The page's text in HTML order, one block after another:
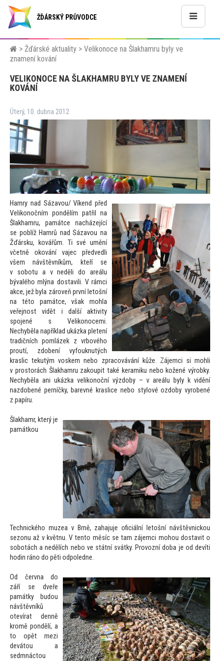
ŽĎÁRSKÝ PRŮVODCE
> Žďárské aktuality > Velikonoce na Šlakhamru byly ve
znamení kování
VELIKONOCE NA ŠLAKHAMRU BYLY VE ZNAMENÍ
KOVÁNÍ
Úterý, 10. dubna 2012
Hamry nad Sázavou/ Víkend před
Velikonočním pondělím patřil na
Šlakhamru, památce nacházející
se poblíž Hamrů nad Sázavou na
Žďársku, kovářům. Ti své umění
včetně okování vajec předvedli
všem návštěvníkům, kteří se
v sobotu a v neděli do areálu
bývalého mlýna dostavili. V rámci
akce, jež byla zároveň první letošní
na této památce, však mohla
veřejnost vidět i další aktivity
spojené s Velikonocemi.
Nechyběla například ukázka pletení
tradičních pomlázek z vrbového
proutí, zdobení vyfouknutých
kraslic tekutým voskem nebo zpracovávání kůže. Zájemci si mohli
v prostorách Šlakhamru zakoupit také keramiku nebo kožené výrobky.
Nechyběla ani ukázka velikonoční výzdoby – v areálu byly k vidění
nazdobené perníčky, barevné kraslice nebo stylové ozdoby vyrobené
z papíru.
Šlakhamr, který je
památkou
Technického muzea v Brně, zahajuje oficiální letošní návštěvnickou
sezonu až v květnu. V tento měsíc se tam zájemci mohou dostavit o
sobotách a nedělích nebo ve státní svátky. Provozní doba je od devíti
hodin ráno do pěti odpoledne.
Od června do
září se dveře
památky budou
návštěvníků
otevírat denně
kromě pondělí, a
to opět mezi
devátou a
sedmnáctou